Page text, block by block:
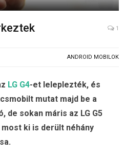
1
ANDROID MOBILOK
LG G4-et leleplezték, és
mutat majd be a
de sokan máris az LG G5
ki is derült néhány